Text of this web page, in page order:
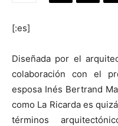
[:es]
Diseñada por el
colaboración con el
esposa Inés Bertrand
como La Ricarda es
términos